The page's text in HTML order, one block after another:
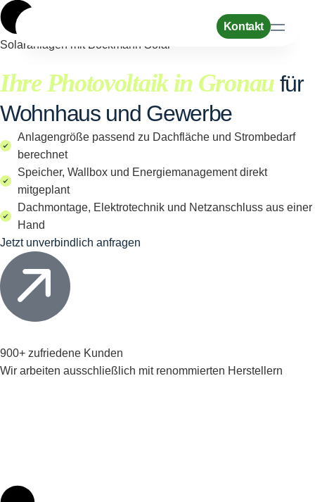
Leistungen
Referenzen
Unternehmen
Ratgeber
Kontakt
Solaranlagen mit Böckmann Solar
Ihre Photovoltaik in Gronau für
Wohnhaus und Gewerbe
Anlagengröße passend zu Dachfläche und Strombedarf
berechnet
Speicher, Wallbox und Energiemanagement direkt
mitgeplant
Dachmontage, Elektrotechnik und Netzanschluss aus einer
Hand
Jetzt unverbindlich anfragen
900+ zufriedene Kunden
Wir arbeiten ausschließlich mit renommierten Herstellern